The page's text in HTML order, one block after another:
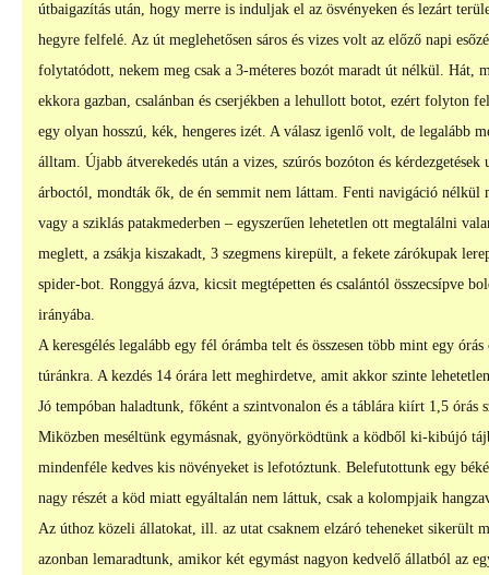
útbaigazítás után, hogy merre is induljak el az ösvényeken és lezárt
hegyre felfelé. Az út meglehetősen sáros és vizes volt az előző napi
folytatódott, nekem meg csak a 3-méteres bozót maradt út nélkül. Hát,
ekkora gazban, csalánban és cserjékben a lehullott botot, ezért folyton
egy olyan hosszú, kék, hengeres izét. A válasz igenlő volt, de legalább
álltam. Újabb átverekedés után a vizes, szúrós bozóton és
árboctól, mondták ők, de én semmit nem láttam. Fenti navigáció
vagy a sziklás patakmederben – egyszerűen lehetetlen ott megtalálni
meglett, a zsákja kiszakadt, 3 szegmens kirepült, a fekete zárókupak
spider-bot. Ronggyá ázva, kicsit megtépetten és csalántól összecsípve
irányába.
A keresgélés legalább egy fél órámba telt és összesen több mint egy
túránkra. A kezdés 14 órára lett meghirdetve, amit akkor szinte
Jó tempóban haladtunk, főként a szintvonalon és a táblára kiírt 1,5 órás
Miközben meséltünk egymásnak, gyönyörködtünk a ködből ki-kibújó
mindenféle kedves kis növényeket is lefotóztunk. Belefutottunk egy
nagy részét a köd miatt egyáltalán nem láttuk, csak a kolompjaik
Az úthoz közeli állatokat, ill. az utat csaknem elzáró teheneket sikerült
azonban lemaradtunk, amikor két egymást nagyon kedvelő állatból az